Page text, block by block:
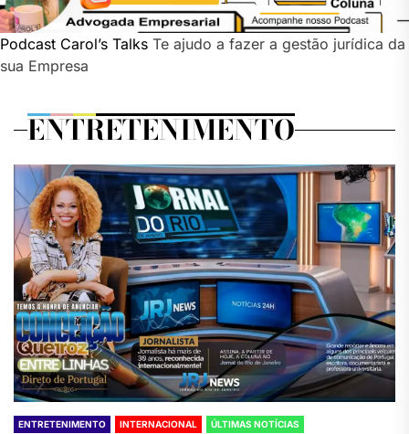
Podcast Carol’s Talks Te ajudo a fazer a gestão jurídica da
sua Empresa
ENTRETENIMENTO
ENTRETENIMENTO INTERNACIONAL ÚLTIMAS NOTÍCIAS